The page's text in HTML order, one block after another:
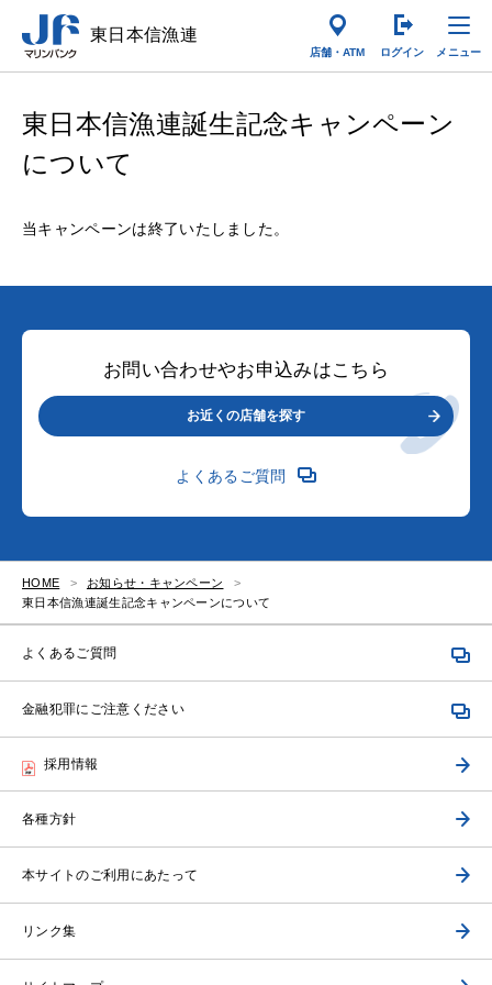
東日本信漁連
店舗・ATM ログイン
東日本信漁連誕生記念キャンペーン
について
当キャンペーンは終了いたしました。
お問い合わせやお申込みはこちら
お近くの店舗を探す
よくあるご質問
HOME
お知らせ・キャンペーン
東日本信漁連誕生記念キャンペーンについて
よくあるご質問
金融犯罪にご注意ください
採用情報
各種方針
本サイトのご利用にあたって
リンク集